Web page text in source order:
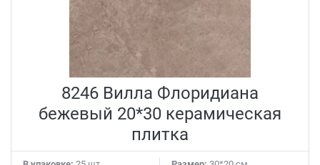
8246 Вилла Флоридиана
бежевый 20*30 керамическая
плитка